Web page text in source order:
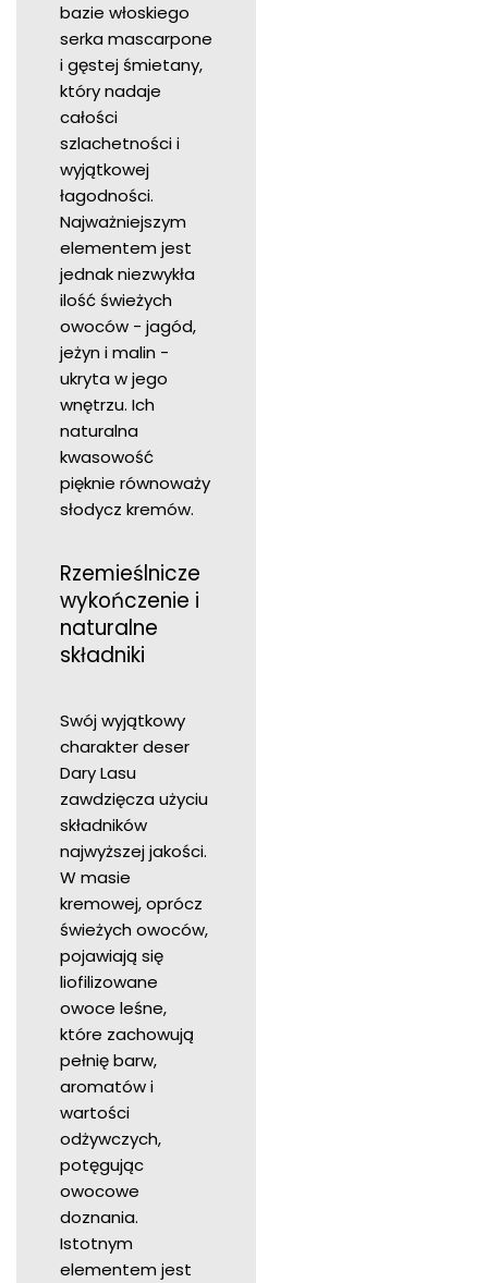
bazie włoskiego
serka mascarpone
i gęstej śmietany,
który nadaje
całości
szlachetności i
wyjątkowej
łagodności.
Najważniejszym
elementem jest
jednak niezwykła
ilość świeżych
owoców - jagód,
jeżyn i malin -
ukryta w jego
wnętrzu. Ich
naturalna
kwasowość
pięknie równoważy
słodycz kremów.
Rzemieślnicze
wykończenie i
naturalne
składniki
Swój wyjątkowy
charakter deser
Dary Lasu
zawdzięcza użyciu
składników
najwyższej jakości.
W masie
kremowej, oprócz
świeżych owoców,
pojawiają się
liofilizowane
owoce leśne,
które zachowują
pełnię barw,
aromatów i
wartości
odżywczych,
potęgując
owocowe
doznania.
Istotnym
elementem jest